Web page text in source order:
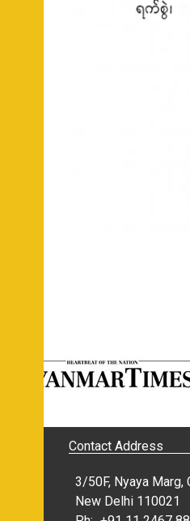
Contact Address
3/50F, Nyaya Marg,
New Delhi 110021